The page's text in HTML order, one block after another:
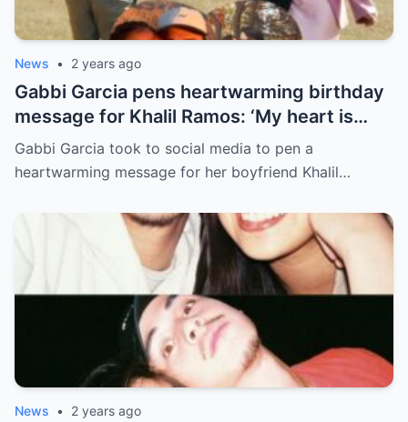
News • 2 years ago
Gabbi Garcia pens heartwarming birthday
message for Khalil Ramos: ‘My heart is
yours’
Gabbi Garcia took to social media to pen a
heartwarming message for her boyfriend Khalil…
News • 2 years ago